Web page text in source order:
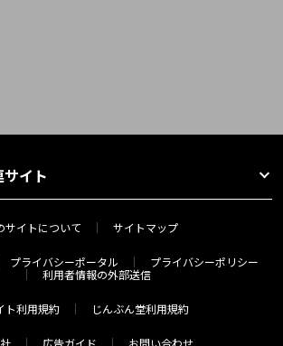
イト
サイトについて サイトマップ
プライバシーポータル
プライバシーポリシー
利用者情報の外部送信
ト利用規約 じんぶん堂利用規約
広告ガイド お問い合わせ